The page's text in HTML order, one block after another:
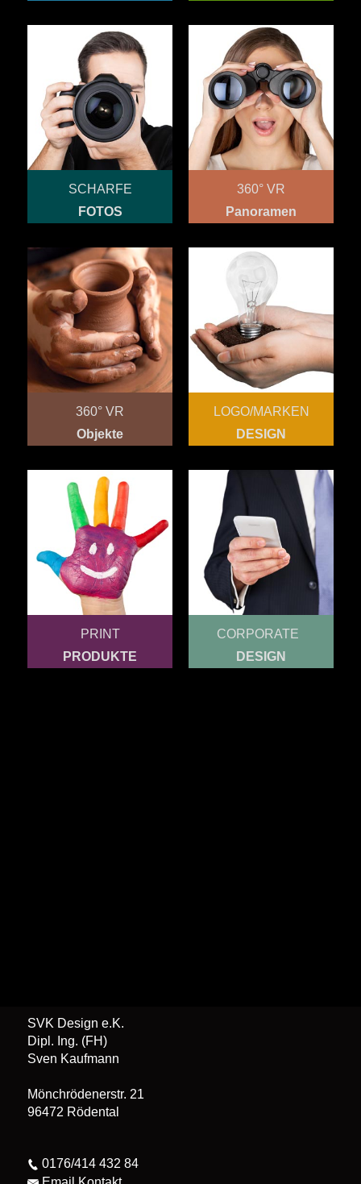
SCHARFE
FOTOS
360° VR
Panoramen
360° VR
Objekte
LOGO/MARKEN
DESIGN
PRINT
PRODUKTE
CORPORATE
DESIGN
SVK Design e.K.
Dipl. Ing. (FH)
Sven Kaufmann
Mönchrödenerstr. 21
96472 Rödental
0176/414 432 84